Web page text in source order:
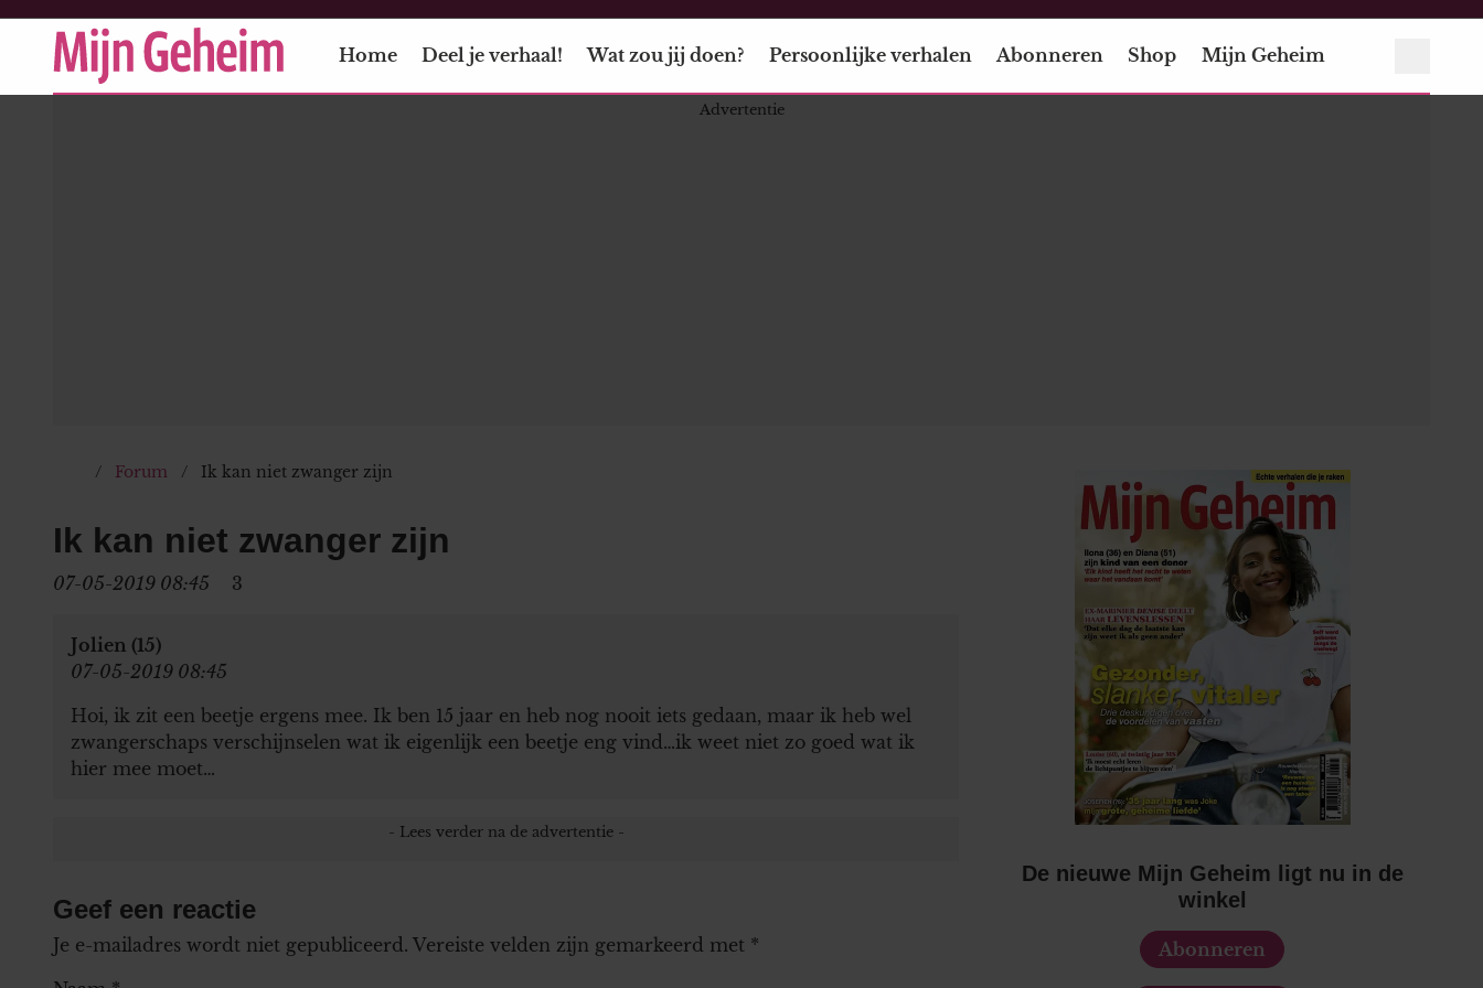
Home Deel je verhaal! Wat zou jij doen? Persoonlijke verhalen Abonneren Shop Mijn Geheim
Forum Ik kan niet zwanger zijn
Ik kan niet zwanger zijn
07-05-2019 08:45 3
Jolien (15)
07-05-2019 08:45
Hoi, ik zit een beetje ergens mee. Ik ben 15 jaar en heb nog nooit iets gedaan, maar ik heb wel
zwangerschaps verschijnselen wat ik eigenlijk een beetje eng vind…ik weet niet zo goed wat ik
hier mee moet…
Geef een reactie
Je e-mailadres wordt niet gepubliceerd. Vereiste velden zijn gemarkeerd met *
De nieuwe Mijn Geheim ligt nu in de
winkel
Abonneren